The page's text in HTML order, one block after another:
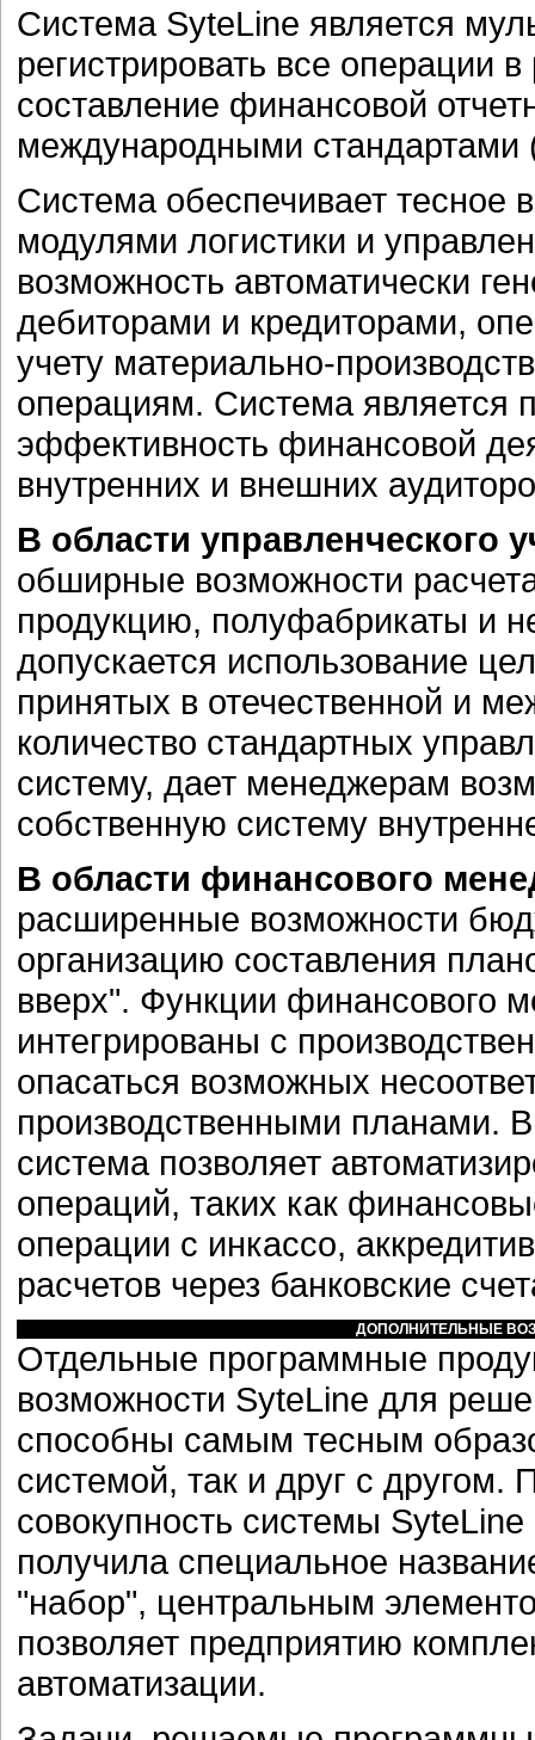
Система SyteLine является
регистрировать все операции
составление финансовой
международными стандартами
Система обеспечивает тесное
модулями логистики и
возможность автоматически
дебиторами и кредиторами,
учету материально-
операциям. Система является
эффективность финансовой
внутренних и внешних
В области управленческого
обширные возможности
продукцию, полуфабрикаты и
допускается использование
принятых в отечественной и
количество стандартных
систему, дает менеджерам
собственную систему
В области финансового
расширенные возможности
организацию составления
вверх". Функции финансового
интегрированы с
опасаться возможных
производственными планами.
система позволяет
операций, таких как
операции с инкассо,
расчетов через банковские
ДОПОЛНИТЕЛЬНЫЕ
Отдельные программные
возможности SyteLine для
способны самым тесным
системой, так и друг с другом.
совокупность системы
получила специальное
"набор", центральным
позволяет предприятию
автоматизации.